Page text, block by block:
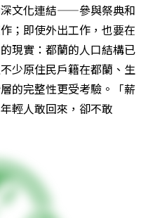
文化連結——參與祭典和
；即使外出工作，也要在
現實：都蘭的人口結構已
少原住民戶籍在都蘭、生
的完整性更受考驗。「薪
輕人敢回來，卻不敢